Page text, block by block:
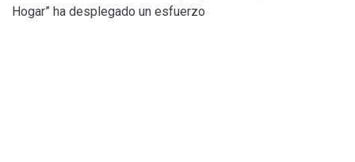
Hogar” ha desplegado un esfuerzo